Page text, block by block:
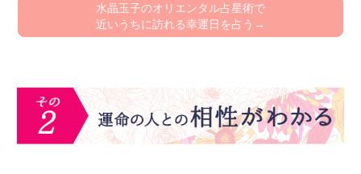
水晶玉子のオリエンタル占星術で
近いうちに訪れる幸運日を占う→